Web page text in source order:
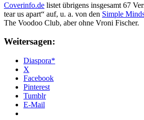
Coverinfo.de listet übrigens insgesamt 67
tear us apart“ auf, u. a. von den Simple
The Voodoo Club, aber ohne Vroni Fischer.
Weitersagen:
Diaspora*
X
Facebook
Pinterest
Tumblr
E-Mail